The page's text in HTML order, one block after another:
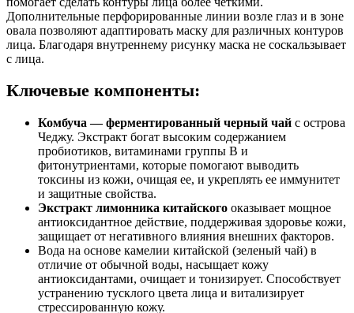
Дополнительные перфорированные линии возле глаз и в зоне
овала позволяют адаптировать маску для различных контуров
лица. Благодаря внутреннему рисунку маска не соскальзывает
с лица.
Ключевые компоненты:
Комбуча — ферментированный черный чай с острова
Чеджу. Экстракт богат высоким содержанием
пробиотиков, витаминами группы В и
фитонутриентами, которые помогают выводить
токсины из кожи, очищая ее, и укреплять ее иммунитет
и защитные свойства.
Экстракт лимонника китайского оказывает мощное
антиоксидантное действие, поддерживая здоровье кожи,
защищает от негативного влияния внешних факторов.
Вода на основе камелии китайской (зеленый чай) в
отличие от обычной воды, насыщает кожу
антиоксидантами, очищает и тонизирует. Способствует
устранению тусклого цвета лица и витализирует
стрессированную кожу.